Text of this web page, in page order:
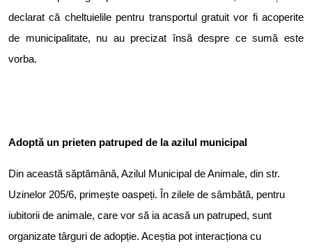
declarat că cheltuielile pentru transportul gratuit vor fi acoperite
de municipalitate, nu au precizat însă despre ce sumă este
vorba.
Adoptă un prieten patruped de la azilul municipal
Din această săptămână, Azilul Municipal de Animale, din str.
Uzinelor 205/6, primește oaspeți. În zilele de sâmbătă, pentru
iubitorii de animale, care vor să ia acasă un patruped, sunt
organizate târguri de adopție. Aceștia pot interacționa cu